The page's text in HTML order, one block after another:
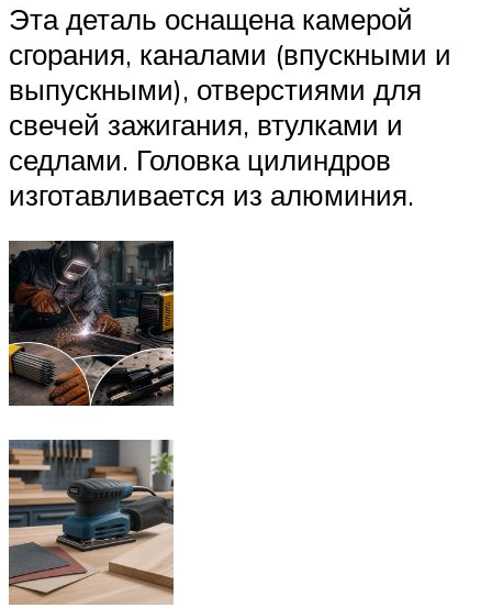
Эта деталь оснащена камерой
сгорания, каналами (впускными и
выпускными), отверстиями для
свечей зажигания, втулками и
седлами. Головка цилиндров
изготавливается из алюминия.